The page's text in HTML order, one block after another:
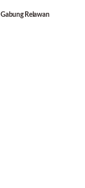
Gabung Relawan